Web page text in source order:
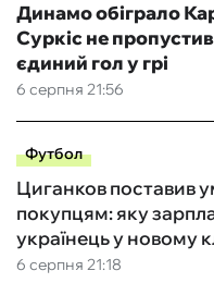
6 серпня 21:56
Динамо обіграло
Суркіс не
єдиний гол у грі
Футбол
6 серпня 21:18
Циганков поставив
покупцям: яку
українець у новому